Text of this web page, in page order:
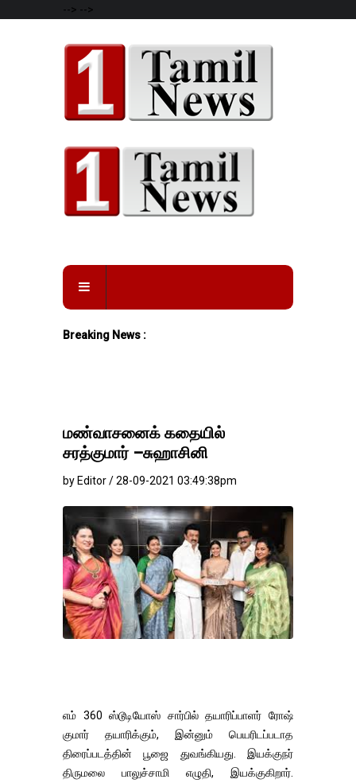
--> -->
Breaking News :
மண்வாசனைக் கதையில்
சரத்குமார் –சுஹாசினி
by Editor / 28-09-2021 03:49:38pm
எம் 360 ஸ்டூடியோஸ் சார்பில் தயாரிப்பாளர் ரோஷ்
குமார் தயாரிக்கும், இன்னும் பெயரிடப்படாத
திரைப்படத்தின் பூஜை துவங்கியது. இயக்குநர்
திருமலை பாலுச்சாமி எழுதி, இயக்குகிறார்.